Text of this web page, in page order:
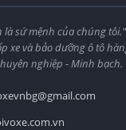
là sứ mệnh của chúng
xe và bảo dưỡng ô tô
nghiệp - Minh bạch.